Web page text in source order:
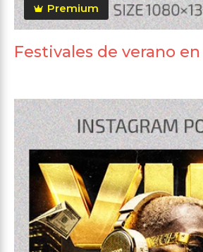
Premium
Festivales de verano